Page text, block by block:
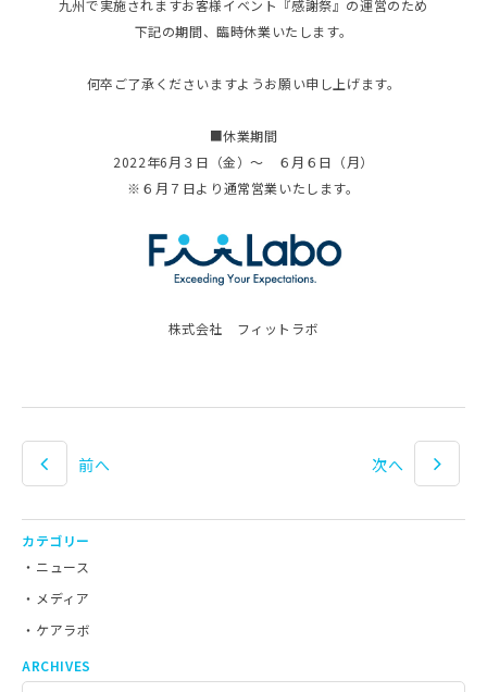
九州で実施されますお客様イベント『感謝祭』の運営のため
下記の期間、臨時休業いたします。
何卒ご了承くださいますようお願い申し上げます。
■休業期間
2022年6月３日（金）～ ６月６日（月）
※６月７日より通常営業いたします。
株式会社 フィットラボ
前へ 次へ
カテゴリー
ニュース
メディア
ケアラボ
ARCHIVES